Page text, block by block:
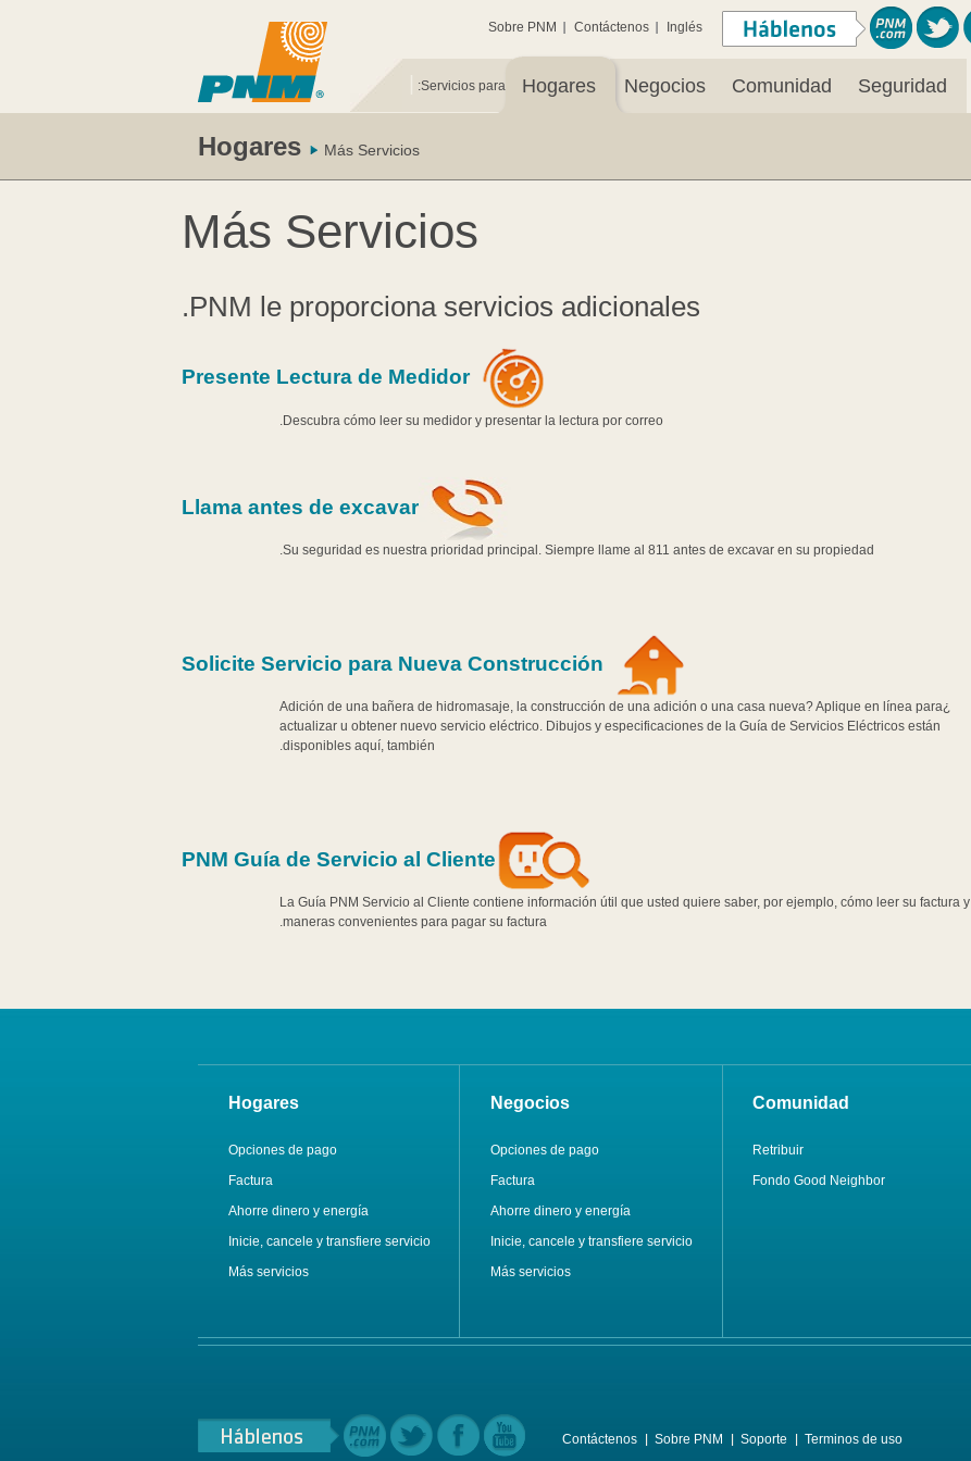
Sobre PNM Contáctenos Inglés
Servicios para: Hogares Negocios Comunidad Seguridad
Hogares Más Servicios
Más Servicios
PNM le proporciona servicios adicionales.
Presente Lectura de Medidor
Descubra cómo leer su medidor y presentar la lectura por correo.
Llama antes de excavar
Su seguridad es nuestra prioridad principal. Siempre llame al 811 antes de excavar en su propiedad.
Solicite Servicio para Nueva Construcción
¿Adición de una bañera de hidromasaje, la construcción de una adición o una casa nueva? Aplique en línea para
actualizar u obtener nuevo servicio eléctrico. Dibujos y especificaciones de la Guía de Servicios Eléctricos están
disponibles aquí, también.
PNM Guía de Servicio al Cliente
La Guía PNM Servicio al Cliente contiene información útil que usted quiere saber, por ejemplo, cómo leer su factura y
maneras convenientes para pagar su factura.
Hogares
Opciones de pago
Factura
Ahorre dinero y energía
Inicie, cancele y transfiere servicio
Más servicios
Negocios
Opciones de pago
Factura
Ahorre dinero y energía
Inicie, cancele y transfiere servicio
Más servicios
Comunidad
Retribuir
Fondo Good Neighbor
Contáctenos Sobre PNM Soporte Terminos de uso